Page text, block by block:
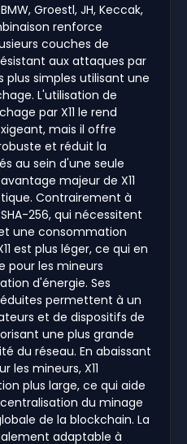
Groestl, JH, Keccak,
renforce
couches de
aux attaques par
simples utilisant une
L'utilisation de
par X11 le rend
mais il offre
et réduit la
au sein d'une seule
majeur de X11
Contrairement à
256, qui nécessitent
une consommation
est plus léger, ce qui en
pour les mineurs
d'énergie. Ses
permettent à un
et de dispositifs de
une plus grande
du réseau. En abaissant
les mineurs, X11
plus large, ce qui aide
du minage
de la blockchain. La
adaptable à